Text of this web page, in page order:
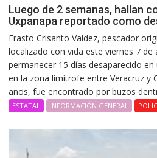
Luego de 2 semanas, hallan
Uxpanapa reportado como
Erasto Crisanto Valdez, pescador
localizado con vida este viernes 7 de
permanecer 15 días desaparecido
en la zona limítrofe entre Veracruz y
años, fue encontrado por buzos
ESTATAL INFORMACIÓN GENERAL